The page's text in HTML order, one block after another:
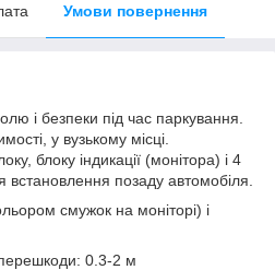
Умови повернення
і безпеки під час паркування.
у вузькому місці.
блоку індикації (монітора) і 4
встановлення позаду автомобіля.
смужок на моніторі) і
0.3-2 м